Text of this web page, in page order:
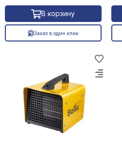
В корзину
Заказ в один клик